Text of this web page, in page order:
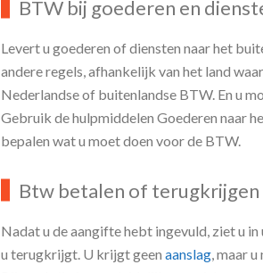
BTW bij goederen en
Levert u goederen of diensten naar het
andere regels, afhankelijk van het land
Nederlandse of buitenlandse BTW. En u
Gebruik de hulpmiddelen Goederen naar
Btw betalen of terugkrijgen
Nadat u de aangifte hebt ingevuld, ziet u